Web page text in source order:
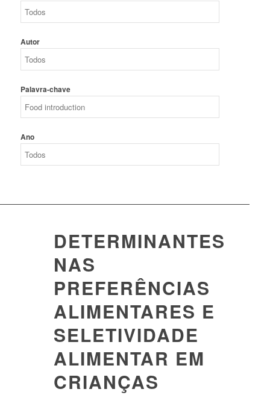
Autor
Palavra-chave
Ano
DETERMINANTES
NAS
PREFERÊNCIAS
ALIMENTARES E
SELETIVIDADE
ALIMENTAR EM
CRIANÇAS